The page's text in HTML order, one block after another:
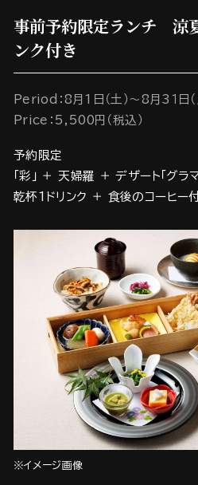
事前予約限定ランチ 涼
ンク付き
Period：8月1日（土）～8月3１日（
Price：5,500円（税込）
予約限定
「彩」 ＋ 天婦羅 ＋ デザート「グラ
乾杯1ドリンク ＋ 食後のコーヒー
※イメージ画像